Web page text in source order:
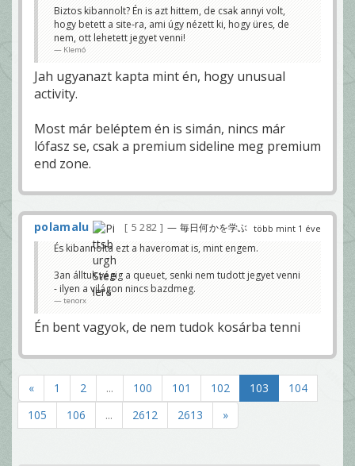
Biztos kibannolt? Én is azt hittem, de csak annyi volt,
hogy betett a site-ra, ami úgy nézett ki, hogy üres, de
nem, ott lehetett jegyet venni!
Klemó
Jah ugyanazt kapta mint én, hogy unusual
activity.
Most már beléptem én is simán, nincs már
lófasz se, csak a premium sideline meg premium
end zone.
több mint 1 éve
polamalu 5 282 — 毎日何かを学ぶ
És kibannolta ezt a haveromat is, mint engem.
3an álltuk végig a queuet, senki nem tudott jegyet venni
- ilyen a világon nincs bazdmeg.
tenorx
Én bent vagyok, de nem tudok kosárba tenni
« 1 2 ... 100 101 102 103
104
105
106 ... 2612 2613 »